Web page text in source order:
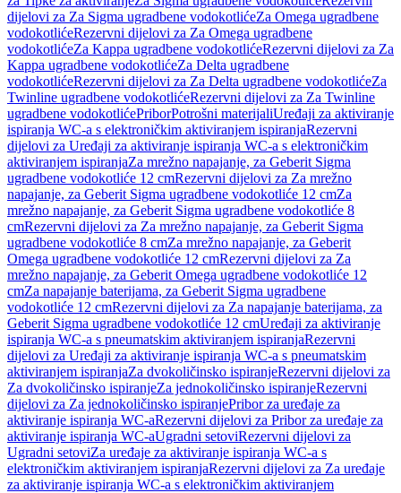
dijelovi za Za Sigma ugradbene vodokotlićeZa Omega ugradbene
vodokotlićeRezervni dijelovi za Za Omega ugradbene
vodokotlićeZa Kappa ugradbene vodokotlićeRezervni dijelovi za Za
Kappa ugradbene vodokotlićeZa Delta ugradbene
vodokotlićeRezervni dijelovi za Za Delta ugradbene vodokotlićeZa
Twinline ugradbene vodokotlićeRezervni dijelovi za Za Twinline
ugradbene vodokotlićePriborPotrošni materijaliUređaji za aktiviranje
ispiranja WC-a s elektroničkim aktiviranjem ispiranjaRezervni
dijelovi za Uređaji za aktiviranje ispiranja WC-a s elektroničkim
aktiviranjem ispiranjaZa mrežno napajanje, za Geberit Sigma
ugradbene vodokotliće 12 cmRezervni dijelovi za Za mrežno
napajanje, za Geberit Sigma ugradbene vodokotliće 12 cmZa
mrežno napajanje, za Geberit Sigma ugradbene vodokotliće 8
cmRezervni dijelovi za Za mrežno napajanje, za Geberit Sigma
ugradbene vodokotliće 8 cmZa mrežno napajanje, za Geberit
Omega ugradbene vodokotliće 12 cmRezervni dijelovi za Za
mrežno napajanje, za Geberit Omega ugradbene vodokotliće 12
cmZa napajanje baterijama, za Geberit Sigma ugradbene
vodokotliće 12 cmRezervni dijelovi za Za napajanje baterijama, za
Geberit Sigma ugradbene vodokotliće 12 cmUređaji za aktiviranje
ispiranja WC-a s pneumatskim aktiviranjem ispiranjaRezervni
dijelovi za Uređaji za aktiviranje ispiranja WC-a s pneumatskim
aktiviranjem ispiranjaZa dvokoličinsko ispiranjeRezervni dijelovi za
Za dvokoličinsko ispiranjeZa jednokoličinsko ispiranjeRezervni
dijelovi za Za jednokoličinsko ispiranjePribor za uređaje za
aktiviranje ispiranja WC-aRezervni dijelovi za Pribor za uređaje za
aktiviranje ispiranja WC-aUgradni setoviRezervni dijelovi za
Ugradni setoviZa uređaje za aktiviranje ispiranja WC-a s
elektroničkim aktiviranjem ispiranjaRezervni dijelovi za Za uređaje
za aktiviranje ispiranja WC-a s elektroničkim aktiviranjem